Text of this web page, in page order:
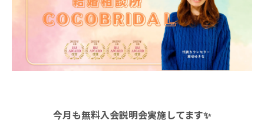
今月も無料入会説明会実施してます✨